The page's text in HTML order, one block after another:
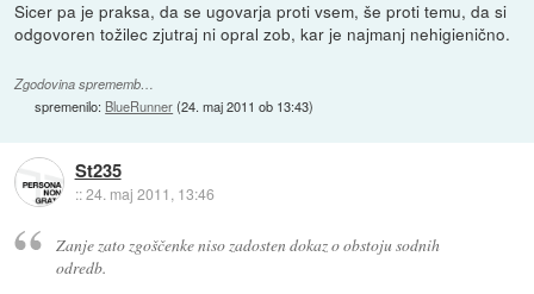
Sicer pa je praksa, da se ugovarja proti vsem, še proti temu, da si
odgovoren tožilec zjutraj ni opral zob, kar je najmanj nehigienično.
Zgodovina sprememb…
spremenilo: BlueRunner(24. maj 2011 ob 13:43)
St235
::24. maj 2011, 13:46
Zanje zato zgoščenke niso zadosten dokaz o obstoju sodnih
odredb.